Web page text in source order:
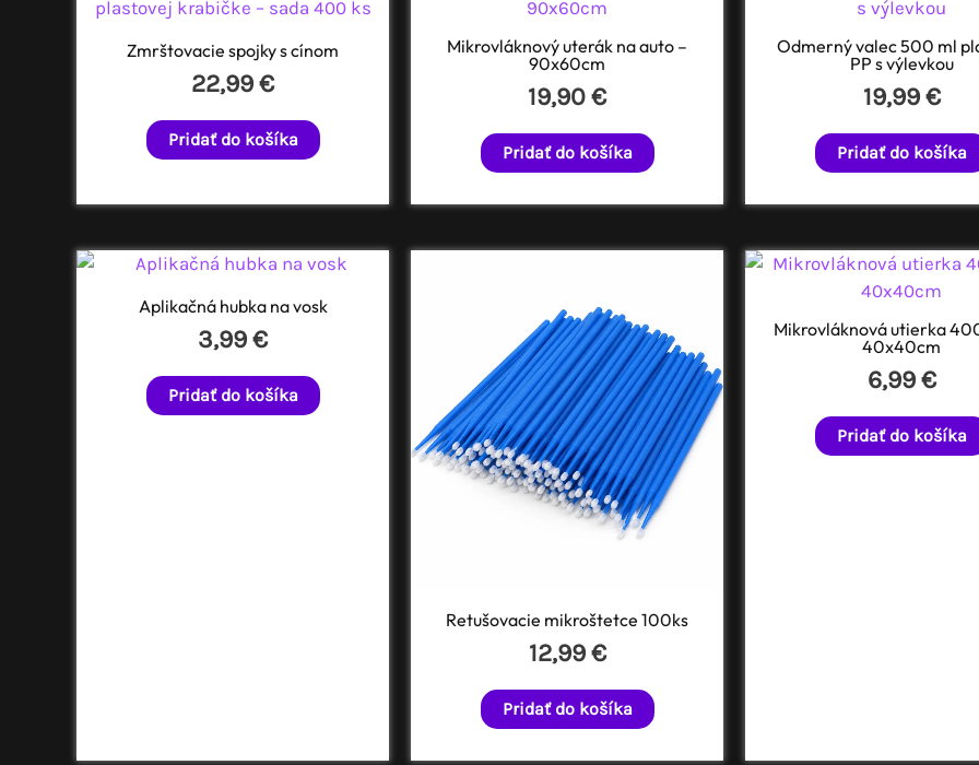
Zmrštovacie spojky s cínom
22,99€
Pridať do košíka
Mikrovláknový uterák na auto –
90x60cm
19,90€
Pridať do košíka
Odmerný valec 500 ml
PP s výlevkou
19,99€
Pridať do košíka
Aplikačná hubka na vosk
3,99€
Pridať do košíka
Retušovacie mikroštetce 100ks
12,99€
Pridať do košíka
Mikrovláknová utierka
40x40cm
6,99€
Pridať do košíka